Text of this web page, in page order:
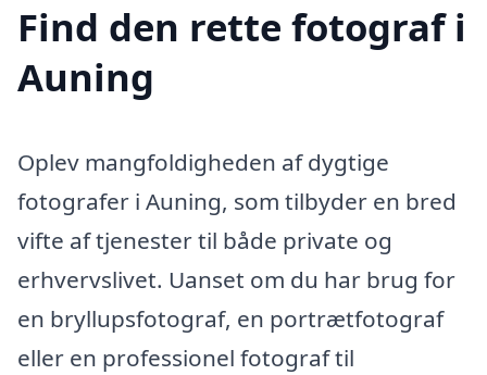
Find den rette fotograf i
Auning
Oplev mangfoldigheden af dygtige
fotografer i Auning, som tilbyder en bred
vifte af tjenester til både private og
erhvervslivet. Uanset om du har brug for
en bryllupsfotograf, en portrætfotograf
eller en professionel fotograf til